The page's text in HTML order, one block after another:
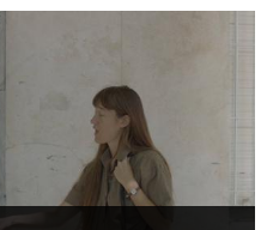
postupem času se z něj ale
a...